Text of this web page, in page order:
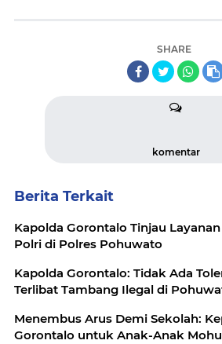
SHARE
komentar
Berita Terkait
Kapolda Gorontalo Tinjau Layanan
Polri di Polres Pohuwato
Kapolda Gorontalo: Tidak Ada
Terlibat Tambang Ilegal di
Menembus Arus Demi Sekolah:
Gorontalo untuk Anak-Anak